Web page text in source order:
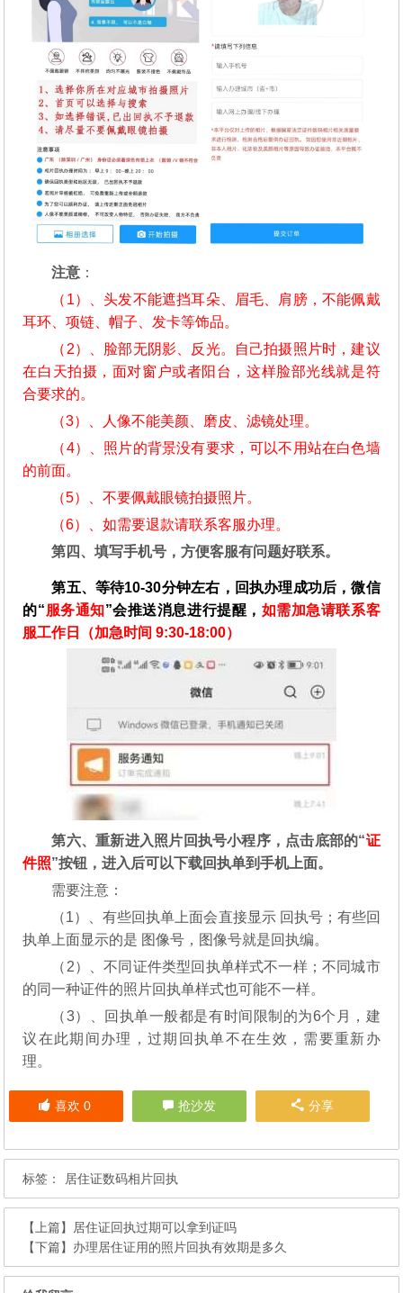
注意 ：
（1）、头发不能遮挡耳朵、眉毛、肩膀，不能佩戴
耳环、项链、帽子、发卡等饰品。
（2）、脸部无阴影、反光。自己拍摄照片时，建议
在白天拍摄，面对窗户或者阳台，这样脸部光线就是符
合要求的。
（3）、人像不能美颜、磨皮、滤镜处理。
（4）、照片的背景没有要求，可以不用站在白色墙
的前面。
（5）、不要佩戴眼镜拍摄照片。
（6）、如需要退款请联系客服办理。
第四、填写手机号，方便客服有问题好联系。
第五、等待10-30分钟左右，回执办理成功后，微信
的“服务通知”会推送消息进行提醒， 如需加急请联系客
服工作日（加急时间 9:30-18:00）
第六、重新进入照片回执号小程序，点击底部的“证
件照”按钮，进入后可以下载回执单到手机上面。
需要注意：
（1）、有些回执单上面会直接显示 回执号；有些回
执单上面显示的是 图像号，图像号就是回执编。
（2）、不同证件类型回执单样式不一样；不同城市
的同一种证件的照片回执单样式也可能不一样。
（3）、回执单一般都是有时间限制的为6个月，建
议在此期间办理，过期回执单不在生效，需要重新办
理。
喜欢 0 抢沙发 分享
标签： 居住证数码相片回执
【上篇】 居住证回执过期可以拿到证吗
【下篇】 办理居住证用的照片回执有效期是多久